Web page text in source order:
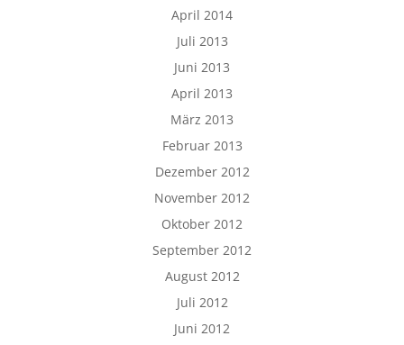
April 2014
Juli 2013
Juni 2013
April 2013
März 2013
Februar 2013
Dezember 2012
November 2012
Oktober 2012
September 2012
August 2012
Juli 2012
Juni 2012